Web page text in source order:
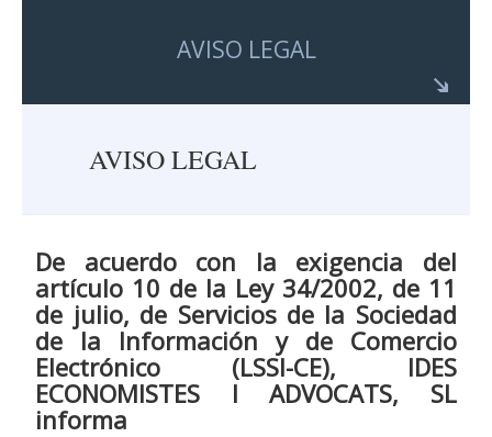
AVISO LEGAL
AVISO LEGAL
De acuerdo con la exigencia del
artículo 10 de la Ley 34/2002, de 11
de julio, de Servicios de la Sociedad
de la Información y de Comercio
Electrónico (LSSI-CE), IDES
ECONOMISTES I ADVOCATS, SL
informa